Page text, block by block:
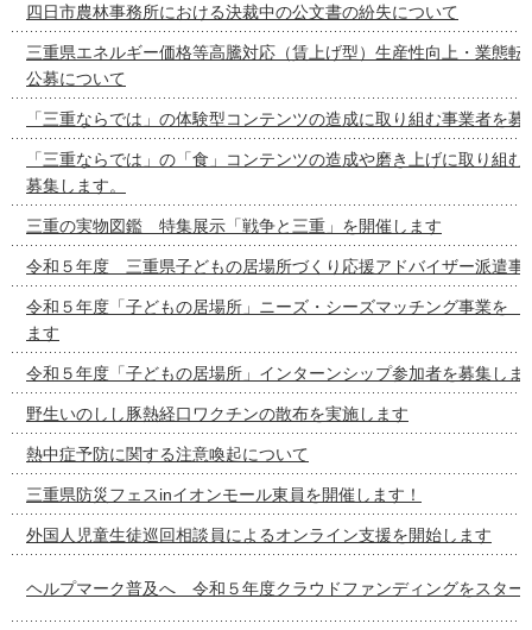
四日市農林事務所における決裁中の公文書の紛失について
三重県エネルギー価格等高騰対応（賃上げ型）生産性向上・業態転
公募について
「三重ならでは」の体験型コンテンツの造成に取り組む事業者を募
「三重ならでは」の「食」コンテンツの造成や磨き上げに取り組
募集します。
三重の実物図鑑 特集展示「戦争と三重」を開催します
令和５年度 三重県子どもの居場所づくり応援アドバイザー派遣事
令和５年度「子どもの居場所」ニーズ・シーズマッチング
ます
令和５年度「子どもの居場所」インターンシップ参加者を募集しま
野生いのしし豚熱経口ワクチンの散布を実施します
熱中症予防に関する注意喚起について
三重県防災フェスinイオンモール東員を開催します！
外国人児童生徒巡回相談員によるオンライン支援を開始します
ヘルプマーク普及へ 令和５年度クラウドファンディングをスター